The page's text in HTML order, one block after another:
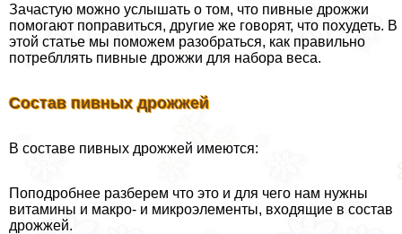
Зачастую можно услышать о том, что пивные дрожжи
помогают поправиться, другие же говорят, что похудеть. В
этой статье мы поможем разобраться, как правильно
потрeбллять пивные дрожжи для набора веса.
Состав пивных дрожжей
В составе пивных дрожжей имеются:
Поподробнее разберем что это и для чего нам нужны
витамины и макро- и микроэлементы, входящие в состав
дрожжей.